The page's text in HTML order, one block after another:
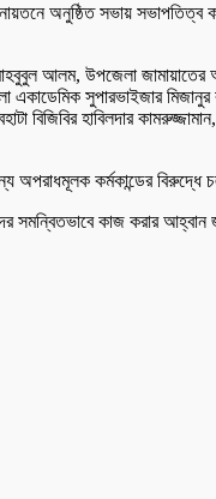
অনুষ্ঠিত সভায় সভাপতিত্ব
আলম, উপজেলা
সুপারভাইজার মিজানুর
হাবিলদার কামরুজ্জামান,
কর্মকান্ডের বিরুদ্ধে
সমন্বিতভাবে কাজ করার আহ্বান